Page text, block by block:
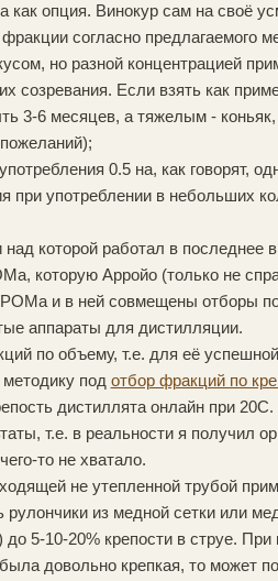
опция. Винокур сам на своё
согласно
но разной концентрацией
созревания. Если взять как
3-6 месяцев, а тяжелым - коньяк,
0.5 на, как говорят,
при употреблении в небольших
которой работал в последнее
которую Арройо (только не
и в ней совмещены отборы
аппараты для дистилляции.
по объему, т.е. для её
под отбор фракций по
дистиллята онлайн при 20С.
т.е. в реальности я получил
то не хватало.
не утепленной трубой
из медной сетки или
5-10-20% крепости в струе.
довольно крепкая, то может